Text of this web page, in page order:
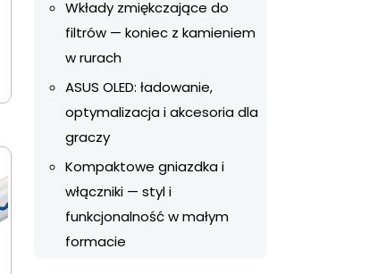
Wkłady zmiękczające do
filtrów — koniec z kamieniem
w rurach
ASUS OLED: ładowanie,
optymalizacja i akcesoria dla
graczy
Kompaktowe gniazdka i
włączniki — styl i
funkcjonalność w małym
formacie